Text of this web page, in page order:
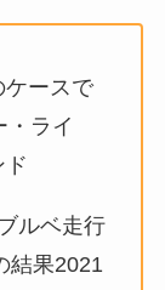
ケースで
・ライ
ド
ルベ走行
結果2021